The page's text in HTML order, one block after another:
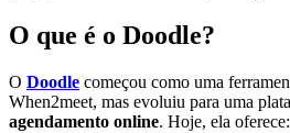
O que é o Doodle?
O Doodle começou como uma
When2meet, mas evoluiu para uma
agendamento online. Hoje, ela oferece: